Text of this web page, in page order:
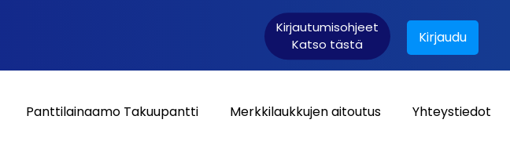
Kirjautumisohjeet
Katso tästä Kirjaudu
Panttilainaamo Takuupantti Merkkilaukkujen aitoutus Yhteystiedot